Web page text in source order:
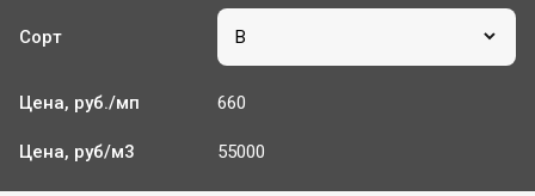
Сорт
Цена, руб./мп 660
Цена, руб/м3 55000